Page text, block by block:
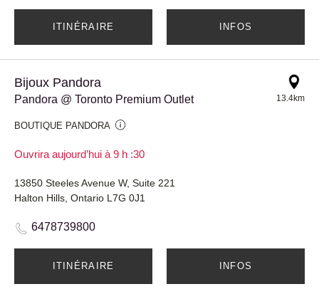
ITINÉRAIRE INFOS
Bijoux Pandora
Pandora @ Toronto Premium Outlet
BOUTIQUE PANDORA
Ouvrira aujourd’hui à 9 h :30
13.4km
13850 Steeles Avenue W, Suite 221
Halton Hills, Ontario L7G 0J1
6478739800
ITINÉRAIRE INFOS